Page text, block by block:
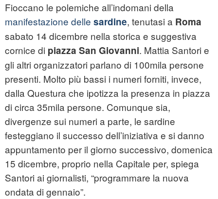
Fioccano le polemiche all’indomani della
manifestazione delle sardine, tenutasi a Roma
sabato 14 dicembre nella storica e suggestiva
cornice di piazza San Giovanni. Mattia Santori e
gli altri organizzatori parlano di 100mila persone
presenti. Molto più bassi i numeri forniti, invece,
dalla Questura che ipotizza la presenza in piazza
di circa 35mila persone. Comunque sia,
divergenze sui numeri a parte, le sardine
festeggiano il successo dell’iniziativa e si danno
appuntamento per il giorno successivo, domenica
15 dicembre, proprio nella Capitale per, spiega
Santori ai giornalisti, “programmare la nuova
ondata di gennaio”.